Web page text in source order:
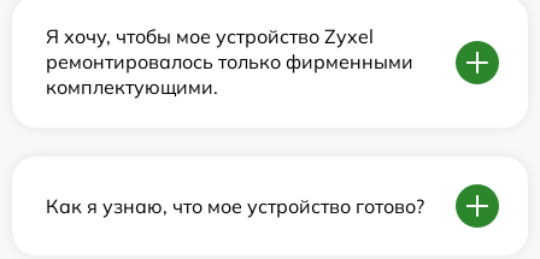
Я хочу, чтобы мое устройство Zyxel
ремонтировалось только фирменными
комплектующими.
Как я узнаю, что мое устройство готово?